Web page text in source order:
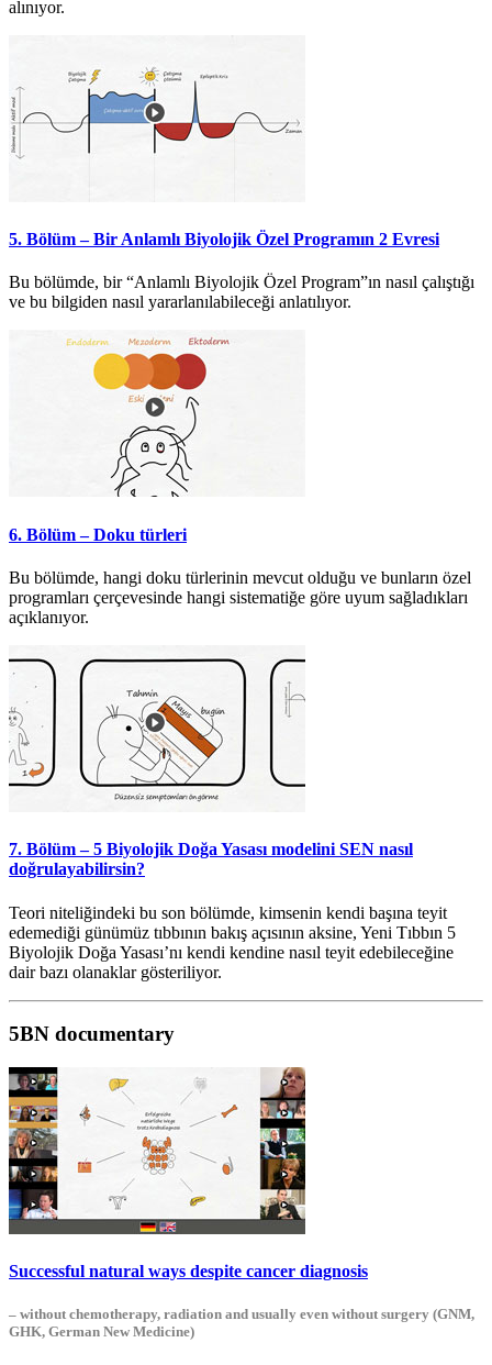
alınıyor.
5. Bölüm – Bir Anlamlı Biyolojik Özel Programın 2 Evresi
Bu bölümde, bir “Anlamlı Biyolojik Özel Program”ın nasıl çalıştığı
ve bu bilgiden nasıl yararlanılabileceği anlatılıyor.
6. Bölüm – Doku türleri
Bu bölümde, hangi doku türlerinin mevcut olduğu ve bunların özel
programları çerçevesinde hangi sistematiğe göre uyum sağladıkları
açıklanıyor.
7. Bölüm – 5 Biyolojik Doğa Yasası modelini SEN nasıl
doğrulayabilirsin?
Teori niteliğindeki bu son bölümde, kimsenin kendi başına teyit
edemediği günümüz tıbbının bakış açısının aksine, Yeni Tıbbın 5
Biyolojik Doğa Yasası’nı kendi kendine nasıl teyit edebileceğine
dair bazı olanaklar gösteriliyor.
5BN documentary
Successful natural ways despite cancer diagnosis
– without chemotherapy, radiation and usually even without surgery (GNM,
GHK, German New Medicine)